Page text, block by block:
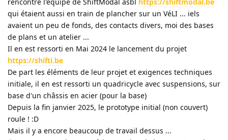
qui étaient aussi en train de plancher sur un VéLI ... iels
avaient un peu de fonds, des contacts divers, moi des bases
de plans et un atelier ...
Il en est ressorti en Mai 2024 le lancement du projet
https://shifti.be
De part les éléments de leur projet et exigences techniques
initiale, il en est ressorti un quadricycle avec suspensions, sur
base d'un châssis en acier (pour la base)
Depuis la fin janvier 2025, le prototype initial (non couvert)
roule ! :D
Mais il y a encore beaucoup de travail dessus ...